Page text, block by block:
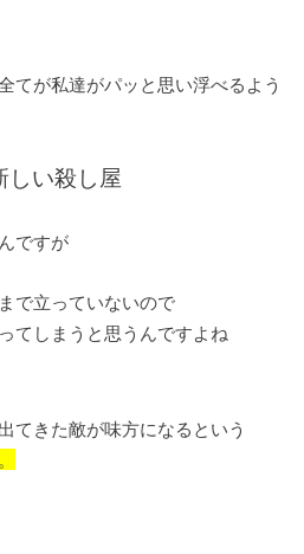
てが私達がパッと思い浮べるよう
い殺し屋
ですが
で立っていないので
てしまうと思うんですよね
てきた敵が味方になるという